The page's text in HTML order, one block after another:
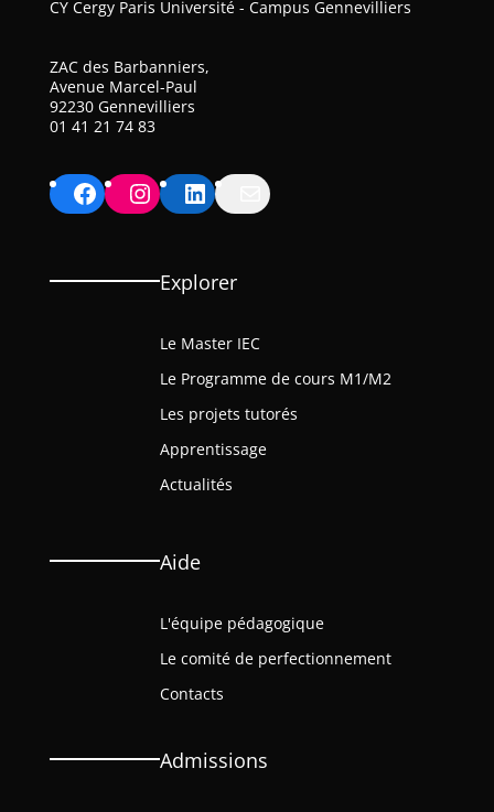
CY Cergy Paris Université - Campus Gennevilliers
ZAC des Barbanniers,
Avenue Marcel-Paul
92230 Gennevilliers
01 41 21 74 83
Facebook Instagram LinkedIn
Explorer
Le Master IEC
Le Programme de cours M1/M2
Les projets tutorés
Apprentissage
Actualités
Aide
L'équipe pédagogique
Le comité de perfectionnement
Contacts
Admissions